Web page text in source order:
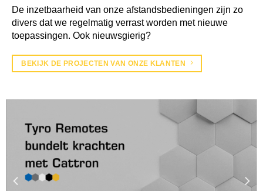
De inzetbaarheid van onze afstandsbedieningen zijn zo
divers dat we regelmatig verrast worden met nieuwe
toepassingen. Ook nieuwsgierig?
BEKIJK DE PROJECTEN VAN ONZE KLANTEN